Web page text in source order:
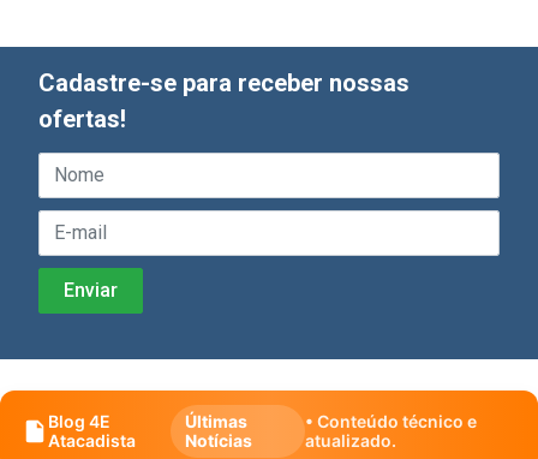
Cadastre-se para receber nossas
ofertas!
Blog 4E
Atacadista
Últimas
Notícias
• Conteúdo técnico e
atualizado.